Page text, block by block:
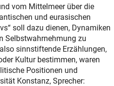
vom Mittelmeer über die
und eurasischen
soll dazu dienen, Dynamiken
Selbstwahrnehmung zu
sinnstiftende Erzählungen,
Kultur bestimmen, waren
Positionen und
Konstanz, Sprecher: